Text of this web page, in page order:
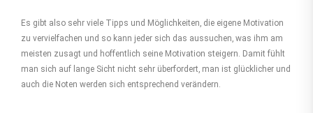
Es gibt also sehr viele Tipps und Möglichkeiten, die eigene Motivation
zu vervielfachen und so kann jeder sich das aussuchen, was ihm am
meisten zusagt und hoffentlich seine Motivation steigern. Damit fühlt
man sich auf lange Sicht nicht sehr überfordert, man ist glücklicher und
auch die Noten werden sich entsprechend verändern.